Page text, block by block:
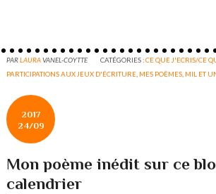
PARLAURAVANEL-COYTTE CATÉGORIES :CE QUE J'ECRIS/CE
PARTICIPATIONS AUX JEUX D'ÉCRITURE MES POÈMES MIL ET
2017
24/09
Mon poème inédit sur ce
calendrier